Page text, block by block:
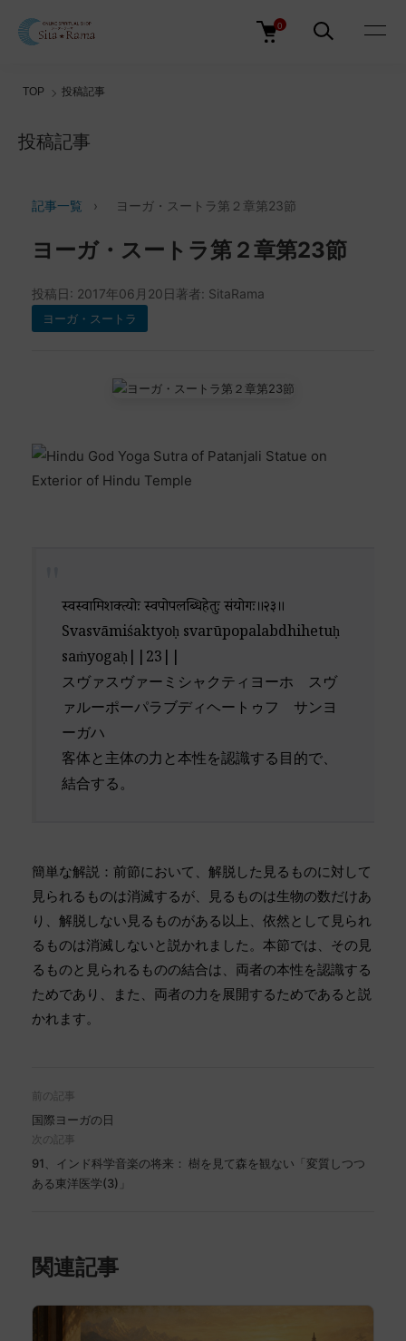
0
TOP 投稿記事
投稿記事
記事一覧 › ヨーガ・スートラ第２章第23節
ヨーガ・スートラ第２章第23節
投稿日: 2017年06月20日著者: SitaRama
ヨーガ・スートラ
स्वस्वामिशक्त्योः स्वरूपोपलब्धिहेतुः संयोगः॥२३॥
Svasvāmiśaktyoḥ svarūpopalabdhihetuḥ
saṁyogaḥ||23||
スヴァスヴァーミシャクティヨーホ スヴ
ァルーポーパラブディヘートゥフ サンヨ
ーガハ
客体と主体の力と本性を認識する目的で、
結合する。
簡単な解説：前節において、解脱した見るものに対して
見られるものは消滅するが、見るものは生物の数だけあ
り、解脱しない見るものがある以上、依然として見られ
るものは消滅しないと説かれました。本節では、その見
るものと見られるものの結合は、両者の本性を認識する
ためであり、また、両者の力を展開するためであると説
かれます。
前の記事
国際ヨーガの日
次の記事
91、インド科学音楽の将来： 樹を見て森を観ない「変質しつつ
ある東洋医学(3)」
関連記事